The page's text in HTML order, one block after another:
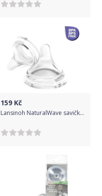
159 Kč
Lansinoh NaturalWave savička L (rychlý průtok) 2ks